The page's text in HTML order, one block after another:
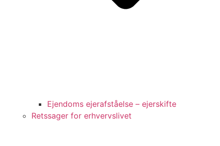
Ejendoms ejerafståelse – ejerskifte
Retssager for erhvervslivet